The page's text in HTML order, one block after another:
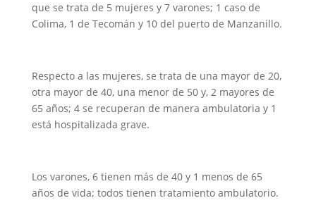
que se trata de 5 mujeres y 7 varones; 1 caso de
Colima, 1 de Tecomán y 10 del puerto de Manzanillo.
Respecto a las mujeres, se trata de una mayor de 20,
otra mayor de 40, una menor de 50 y, 2 mayores de
65 años; 4 se recuperan de manera ambulatoria y 1
está hospitalizada grave.
Los varones, 6 tienen más de 40 y 1 menos de 65
años de vida; todos tienen tratamiento ambulatorio.